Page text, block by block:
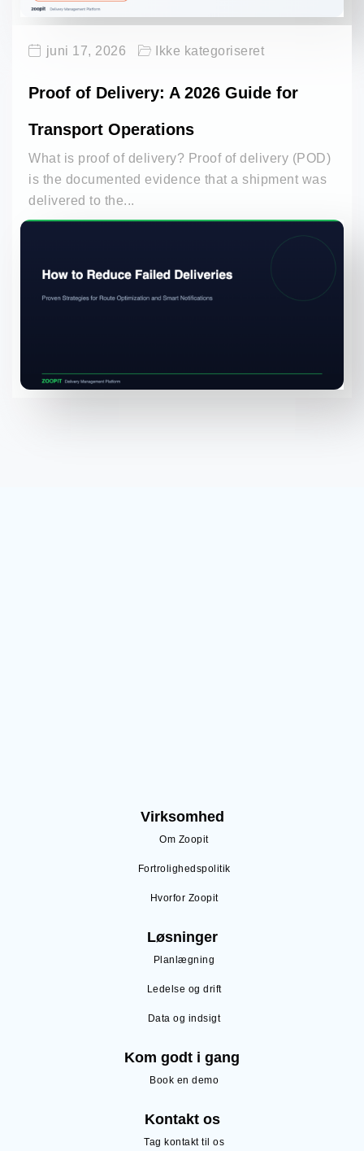
juni 17, 2026 Ikke kategoriseret
Proof of Delivery: A 2026 Guide for
Transport Operations
What is proof of delivery? Proof of delivery (POD)
is the documented evidence that a shipment was
delivered to the...
Virksomhed
Om Zoopit
Fortrolighedspolitik
Hvorfor Zoopit
Løsninger
Planlægning
Ledelse og drift
Data og indsigt
Kom godt i gang
Book en demo
Kontakt os
Tag kontakt til os